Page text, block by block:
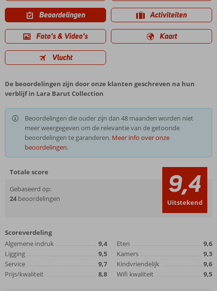
Beoordelingen Activiteiten
Foto's & Video's Kaart
Vlucht
De beoordelingen zijn door onze klanten geschreven na hun
verblijf in Lara Barut Collection
Beoordelingen die ouder zijn dan 48 maanden worden niet
meer weergegeven om de relevantie van de getoonde
beoordelingen te garanderen. Meer info over onze
beoordelingen.
Totale score
Gebaseerd op:
24 beoordelingen 9,4
Uitstekend
Scoreverdeling
Algemene indruk
9,4
Ligging
9,5
Service
9,7
Prijs/kwaliteit
8,8
Eten
9,6
Kamers
9,3
Kindvriendelijk
9,6
Wifi kwaliteit
9,5